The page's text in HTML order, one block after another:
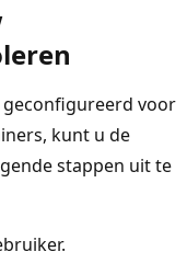
voor
kunt u de
stappen uit te